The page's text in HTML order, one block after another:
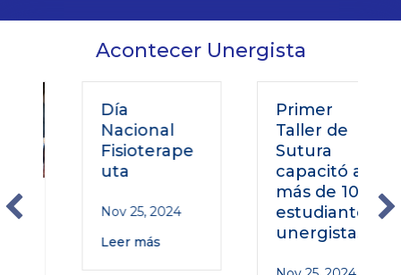
Acontecer Unergista
Nacional
Fisioterape
uta
Nov 25, 2024
Leer más
Primer
Taller de
Sutura
capacitó a
más de 100
estudiantes
unergistas